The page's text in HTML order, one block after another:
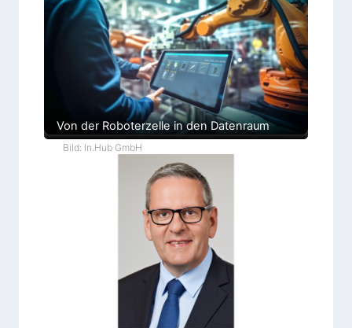
Von der Roboterzelle in den Datenraum
Bild: In.Hub GmbH